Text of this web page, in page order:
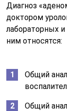
Диагноз
доктором
лабораторных
ним относятся:
Общий
Общий